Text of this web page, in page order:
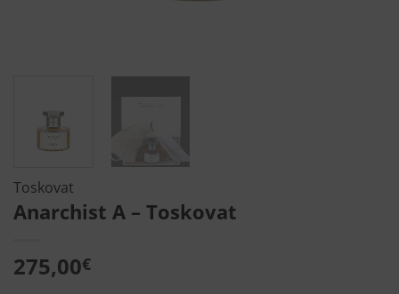
Toskovat
Anarchist A – Toskovat
275,00€